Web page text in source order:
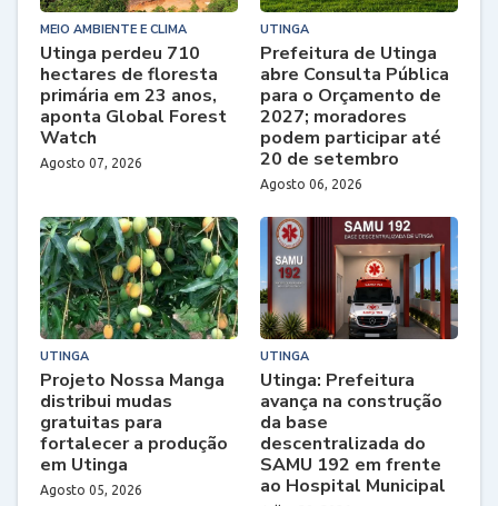
MEIO AMBIENTE E CLIMA
Utinga perdeu 710
hectares de floresta
primária em 23 anos,
aponta Global Forest
Watch
Agosto 07, 2026
UTINGA
Prefeitura de Utinga
abre Consulta Pública
para o Orçamento de
2027; moradores
podem participar até
20 de setembro
Agosto 06, 2026
UTINGA
Projeto Nossa Manga
distribui mudas
gratuitas para
fortalecer a produção
em Utinga
Agosto 05, 2026
UTINGA
Utinga: Prefeitura
avança na construção
da base
descentralizada do
SAMU 192 em frente
ao Hospital Municipal